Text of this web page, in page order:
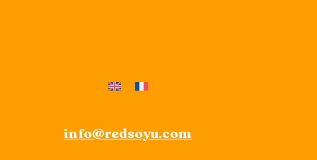
info@redsoyu.com